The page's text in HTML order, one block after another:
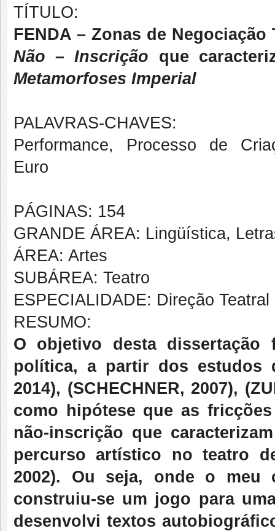
TÍTULO:
FENDA – Zonas de
Não – Inscrição que
Metamorfoses Imperial
PALAVRAS-CHAVES:
Performance, Processo de
Euro
PÁGINAS: 154
GRANDE ÁREA: Lingüística,
ÁREA: Artes
SUBÁREA: Teatro
ESPECIALIDADE: Direção Teatral
RESUMO:
O objetivo desta
política, a partir dos estudos
2014), (SCHECHNER, 2007),
como hipótese que as
não-inscrição que
percurso artístico no teatro
2002). Ou seja, onde o meu
construiu-se um jogo para
desenvolvi textos